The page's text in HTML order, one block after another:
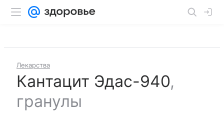
Лекарства
Кантацит Эдас-940,
гранулы